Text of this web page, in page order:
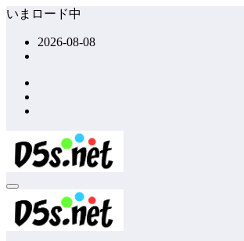
コ
ッ
プ
いまロード中
2026-08-08